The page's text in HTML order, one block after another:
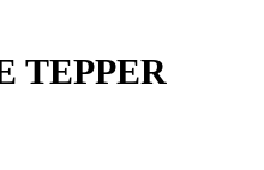
TEPPER